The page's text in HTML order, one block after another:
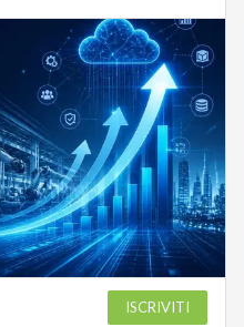
ISCRIVITI